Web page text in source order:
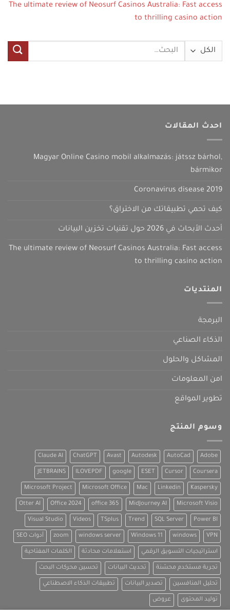
The ultimate review of Neosurf Casinos Australia: Fast access
to thrilling casino action
البحث
احدث المقالات
Magyar Online Casino mobil alkalmazás: játssz bárhol,
bármikor
Coronavirus disease 2019
كيف تحمي تطبيقاتك من الاختراق؟
أحدث الأبحاث في 2026 حول تقنيات تخزين البيانات
The ultimate review of Neosurf Casinos Australia: Fast access
to thrilling casino action
المنتديات
البرمجة
الذكاء الصناعي
المشاكل والحلول
امن المعلومات
تطوير المواقع
وسوم المنتج
Adobe
AutoCad
Autodesk
Avast
ChatGPT
Claude AI
Coursera
Cursor
ESET
google
ILOVEPDF
JETBRAINS
Kaspersky
Linkedin
Mac
Microsoft Office
Microsoft Project
Microsoft Visio
MidJourney AI
office 365
Office 2024
Otter AI
Power BI
SQL Server
Trend
TSplus
Videos
Visual Studio
VPN
windows
Windows 11
windows server
zoom أدوات SEO
استراتيجيات التسويق الرقمي استعلامات محادثة الكلمات المفتاحية
تجربة مستخدم محسّنة تحديث البيانات تحسين محركات البحث
تحليل المنافسين تصدير البيانات تطبيقات الذكاء الاصطناعي
توليد المحتوى عروض